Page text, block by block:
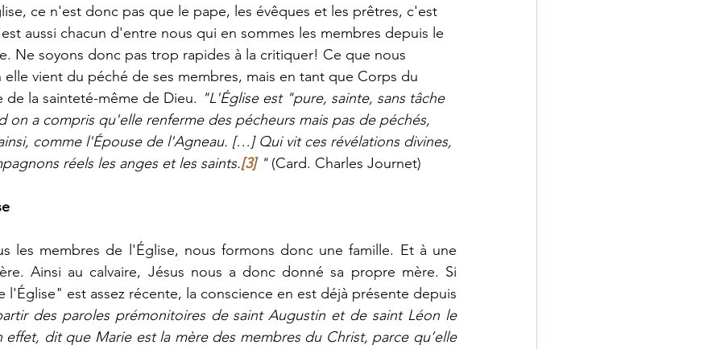
ce n'est donc pas que le pape, les évêques et les prêtres, c'est
aussi chacun d'entre nous qui en sommes les membres depuis le
Ne soyons donc pas trop rapides à la critiquer! Ce que nous
elle vient du péché de ses membres, mais en tant que Corps du
de la sainteté-même de Dieu. "L'Église est "pure, sainte, sans tâche
on a compris qu'elle renferme des pécheurs mais pas de péchés,
comme l'Épouse de l'Agneau. […] Qui vit ces révélations divines,
réels les anges et les saints.[3] " (Card. Charles Journet)
les membres de l'Église, nous formons donc une famille. Et à une
Ainsi au calvaire, Jésus nous a donc donné sa propre mère. Si
l'Église" est assez récente, la conscience en est déjà présente depuis
des paroles prémonitoires de saint Augustin et de saint Léon le
effet, dit que Marie est la mère des membres du Christ, parce qu’elle